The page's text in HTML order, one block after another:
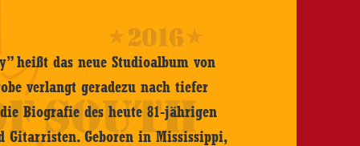
heißt das neue Studioalbum von
verlangt geradezu nach tiefer
Biografie des heute 81-jährigen
Gitarristen. Geboren in Mississippi,